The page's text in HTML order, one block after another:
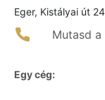
Eger, Kistályai út
Mutasd
Egy cég: